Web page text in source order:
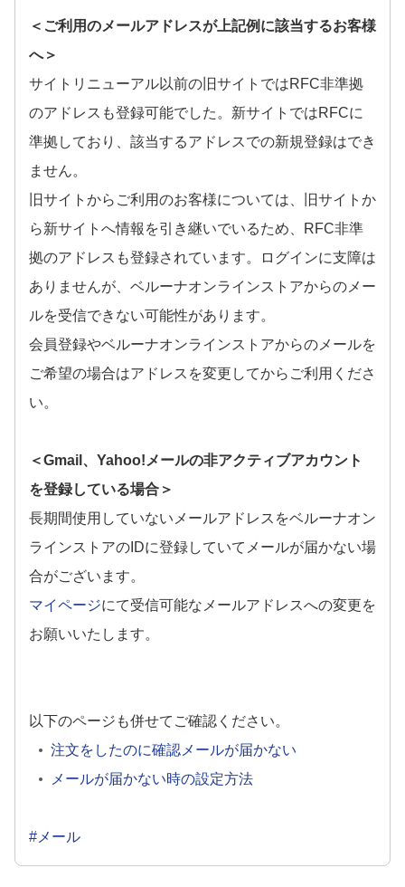
＜ご利用のメールアドレスが上記例に該当するお客様
へ＞
サイトリニューアル以前の旧サイトではRFC非準拠
のアドレスも登録可能でした。新サイトではRFCに
準拠しており、該当するアドレスでの新規登録はでき
ません。
旧サイトからご利用のお客様については、旧サイトか
ら新サイトへ情報を引き継いでいるため、RFC非準
拠のアドレスも登録されています。ログインに支障は
ありませんが、ベルーナオンラインストアからのメー
ルを受信できない可能性があります。
会員登録やベルーナオンラインストアからのメールを
ご希望の場合はアドレスを変更してからご利用くださ
い。
＜Gmail、Yahoo!メールの非アクティブアカウント
を登録している場合＞
長期間使用していないメールアドレスをベルーナオン
ラインストアのIDに登録していてメールが届かない場
合がございます。
マイページにて受信可能なメールアドレスへの変更を
お願いいたします。
以下のページも併せてご確認ください。
注文をしたのに確認メールが届かない
メールが届かない時の設定方法
#メール